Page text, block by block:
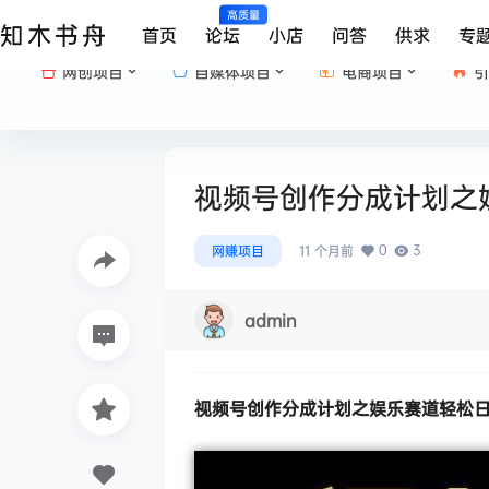
知木书舟 首页
高质量
论坛 小店 问答 供求 专
网创项目 自媒体项目 电商项目
视频号创作分成计划
网赚项目 11 个月前 0 3
admin
视频号创作分成计划之娱乐赛道轻松